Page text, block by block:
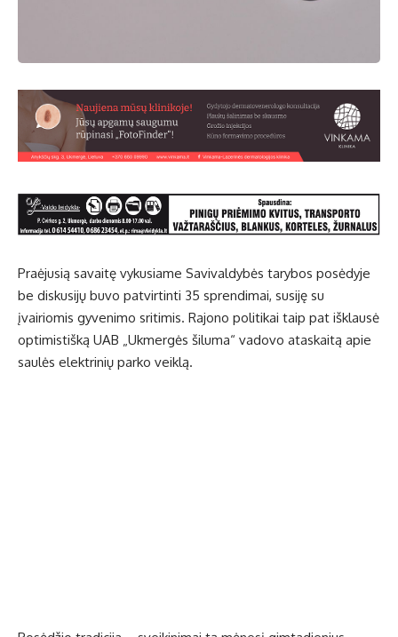
Praėjusią savaitę vykusiame Savivaldybės tarybos posėdyje
be diskusijų buvo patvirtinti 35 sprendimai, susiję su
įvairiomis gyvenimo sritimis. Rajono politikai taip pat išklausė
optimistišką UAB „Ukmergės šiluma“ vadovo ataskaitą apie
saulės elektrinių parko veiklą.